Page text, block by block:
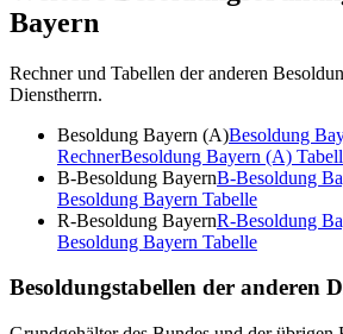
Bayern
Rechner und Tabellen der anderen
Dienstherrn.
Besoldung Bayern (A)Besoldung
RechnerBesoldung Bayern (A)
B-Besoldung BayernB-Besoldung
Besoldung Bayern Tabelle
R-Besoldung BayernR-Besoldung
Besoldung Bayern Tabelle
Besoldungstabellen der anderen